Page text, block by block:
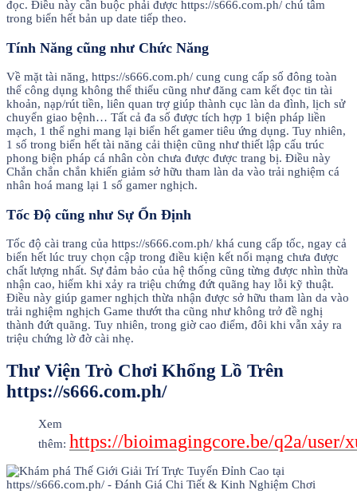
đọc. Điều này cần buộc phải được https://s666.com.ph/ chú tâm
trong biển hết bản up date tiếp theo.
Tính Năng cũng như Chức Năng
Về mặt tài năng, https://s666.com.ph/ cung cung cấp số đông toàn
thể công dụng không thể thiếu cũng như đăng cam kết đọc tin tài
khoản, nạp/rút tiền, liên quan trợ giúp thành cục làn da đình, lịch sử
chuyển giao bệnh… Tất cả đa số được tích hợp 1 biện pháp liền
mạch, 1 thể nghi mang lại biển hết gamer tiêu ứng dụng. Tuy nhiên,
1 số trong biển hết tài năng cải thiện cũng như thiết lập cấu trúc
phong biện pháp cá nhân còn chưa được được trang bị. Điều này
Chắn chắn chắn khiến giảm sở hữu tham làn da vào trải nghiệm cá
nhân hoá mang lại 1 số gamer nghịch.
Tốc Độ cũng như Sự Ổn Định
Tốc độ cài trang của https://s666.com.ph/ khá cung cấp tốc, ngay cả
biển hết lúc truy chọn cập trong điều kiện kết nối mạng chưa được
chất lượng nhất. Sự đảm bảo của hệ thống cũng từng được nhìn thừa
nhận cao, hiếm khi xảy ra triệu chứng đứt quãng hay lỗi kỹ thuật.
Điều này giúp gamer nghịch thừa nhận được sở hữu tham làn da vào
trải nghiệm nghịch Game thướt tha cũng như không trở đề nghị
thành đứt quãng. Tuy nhiên, trong giờ cao điểm, đôi khi vẫn xảy ra
triệu chứng lờ đờ cài nhẹ.
Thư Viện Trò Chơi Khổng Lồ Trên
https://s666.com.ph/
Xem
thêm: https://bioimagingcore.be/q2a/user/